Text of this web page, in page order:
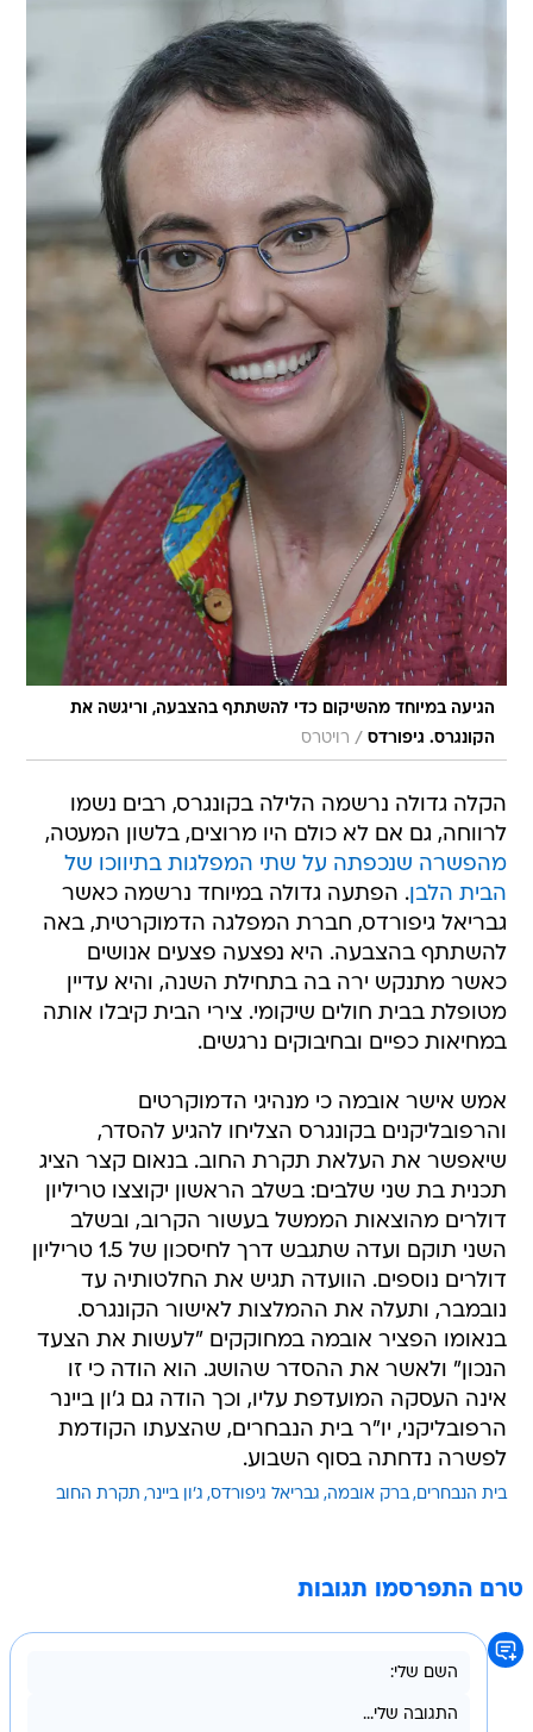
הגיעה במיוחד מהשיקום כדי להשתתף בהצבעה, וריגשה את
הקונגרס. גיפורדס / רויטרס
הקלה גדולה נרשמה הלילה בקונגרס, רבים נשמו
לרווחה, גם אם לא כולם היו מרוצים, בלשון המעטה,
מהפשרה שנכפתה על שתי המפלגות בתיווכו של
הבית הלבן. הפתעה גדולה במיוחד נרשמה כאשר
גבריאל גיפורדס, חברת המפלגה הדמוקרטית, באה
להשתתף בהצבעה. היא נפצעה פצעים אנושים
כאשר מתנקש ירה בה בתחילת השנה, והיא עדיין
מטופלת בבית חולים שיקומי. צירי הבית קיבלו אותה
במחיאות כפיים ובחיבוקים נרגשים.
אמש אישר אובמה כי מנהיגי הדמוקרטים
והרפובליקנים בקונגרס הצליחו להגיע להסדר,
שיאפשר את העלאת תקרת החוב. בנאום קצר הציג
תכנית בת שני שלבים: בשלב הראשון יקוצצו טריליון
דולרים מהוצאות הממשל בעשור הקרוב, ובשלב
השני תוקם ועדה שתגבש דרך לחיסכון של 1.5 טריליון
דולרים נוספים. הוועדה תגיש את החלטותיה עד
נובמבר, ותעלה את ההמלצות לאישור הקונגרס.
בנאומו הפציר אובמה במחוקקים "לעשות את הצעד
הנכון" ולאשר את ההסדר שהושג. הוא הודה כי זו
אינה העסקה המועדפת עליו, וכך הודה גם ג'ון ביינר
הרפובליקני, יו"ר בית הנבחרים, שהצעתו הקודמת
לפשרה נדחתה בסוף השבוע.
בית הנבחרים ברק אובמה גבריאל גיפורדס ג'ון ביינר תקרת החוב
טרם התפרסמו תגובות